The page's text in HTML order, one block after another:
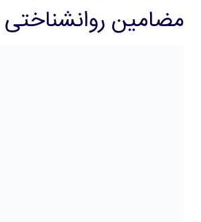
مضامین روانشناختی